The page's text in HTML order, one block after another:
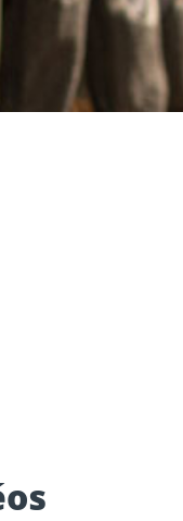
Ancrages
et maçonnerie